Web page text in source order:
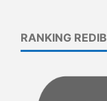
RANKING REDIB